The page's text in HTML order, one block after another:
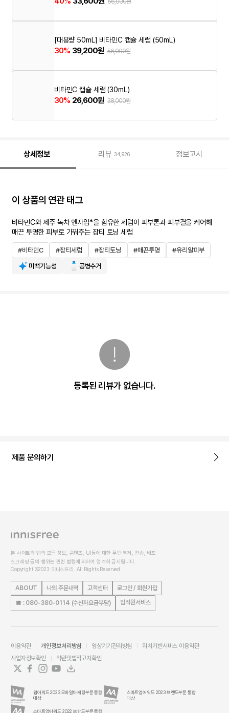
[대용량 50mL] 비타민C 캡슐 세럼 (50mL)
30% 39,200원 56,000원
비타민C 캡슐 세럼 (30mL)
30% 26,600원 38,000원
상세정보 리뷰 34,926 정보고시
이 상품의 연관 태그
비타민C와 제주 녹차 엔자임*을 함유한 세럼이 피부톤과 피부결을 케어해
매끈 투명한 피부로 가꿔주는 잡티 토닝 세럼
#비타민C #잡티세럼 #잡티토닝 #매끈투명
#유리알피부
미백기능성
공병수거
등록된 리뷰가 없습니다.
제품 문의하기
본 사이트와 앱의 모든 정보, 콘텐츠, UI등에 대한 무단 복제, 전송, 배포
스크래핑 등의 행위는 관련 법령에 의하여 엄격히 금지됩니다.
Copyright ©2023 이니스프리. All Rights Reserved
ABOUT 나의 주문내역 고객센터 로그인 / 회원가입
☎ : 080-380-0114 (수신자요금부담) 임직원서비스
이용약관 개인정보처리방침 영상기기관리방침
위치기반서비스 이용약관
사업자정보확인
약관및법적고지확인
웹어워드 2023 모바일마케팅부문 통합
대상
스마트앱어워드 2023 브랜드부문 통합
대상
스마트앱어워드 2022 브랜드부문 통합